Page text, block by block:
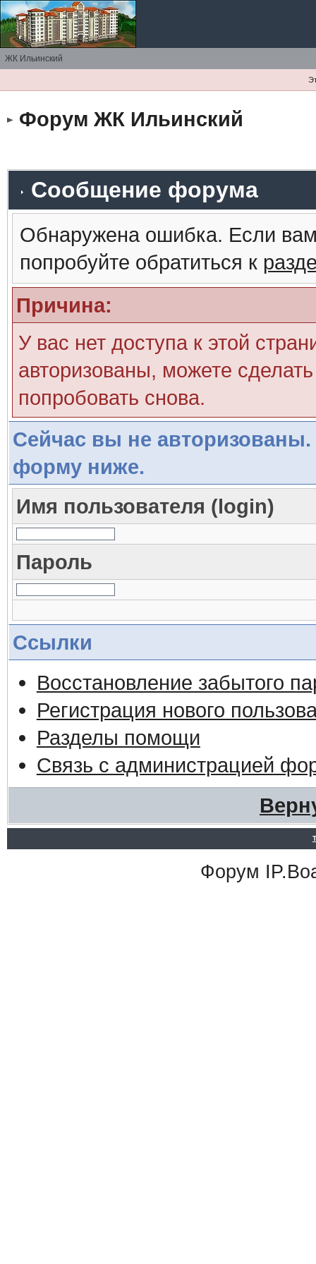
ЖК Ильинский
Форум ЖК Ильинский
Сообщение форума
Обнаружена ошибка. Если
попробуйте обратиться к
Причина:
У вас нет доступа к этой
авторизованы, можете
попробовать снова.
Сейчас вы не авторизованы.
форму ниже.
Имя пользователя (login)
Пароль
Ссылки
Восстановление забытого
Регистрация нового
Разделы помощи
Связь с администрацией
Форум